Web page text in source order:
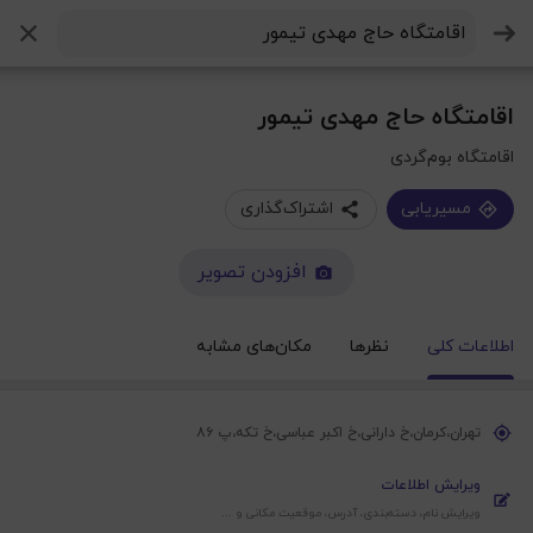
اقامتگاه حاج مهدی تیمور
اقامتگاه بوم‌گردی
مسیریابی اشتراک‌گذاری
افزودن تصویر
اطلاعات کلی نظرها مکان‌های مشابه
تهران،کرمان،خ دارانی،خ اکبر عباسی،خ تکه،پ ۸۶
ویرایش اطلاعات
ویرایش نام، دسته‌بندی، آدرس، موقعیت‌ مکانی و ...
جستجو